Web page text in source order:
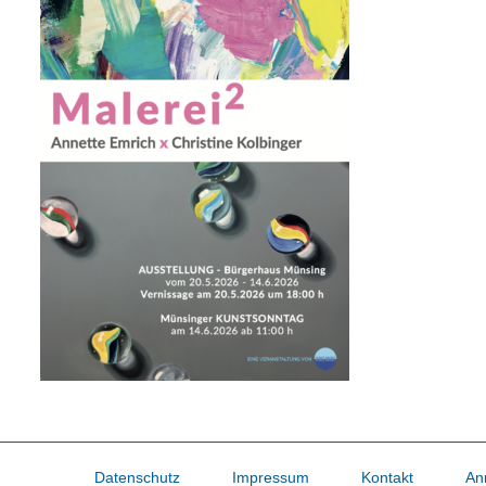
Datenschutz Impressum Kontakt